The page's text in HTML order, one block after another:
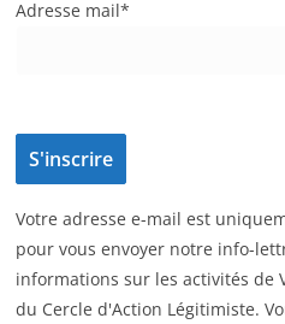
Adresse mail*
Votre adresse e-mail est
pour vous envoyer notre info-
informations sur les activités de
du Cercle d'Action Légitimiste.